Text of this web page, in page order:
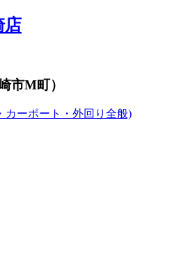
店
市M町）
カーポート・外回り全般)